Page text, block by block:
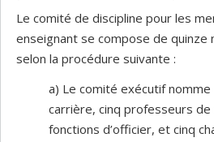
Le comité de discipline pour les
enseignant se compose de quinze
selon la procédure suivante :
a) Le comité exécutif
carrière, cinq professeurs
fonctions d’officier, et cinq